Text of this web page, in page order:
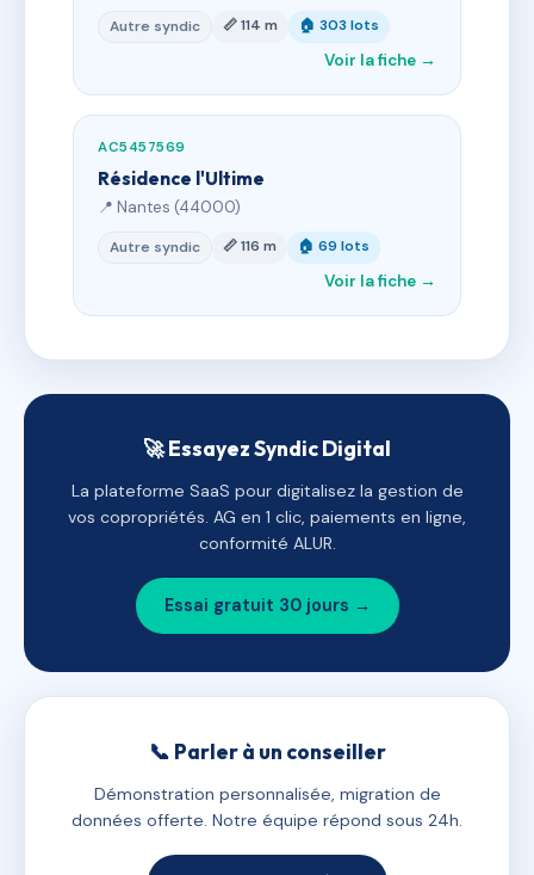
Autre syndic 📏 114 m 🏠 303 lots
Voir la fiche →
AC5457569
Résidence l'Ultime
📍 Nantes (44000)
Autre syndic 📏 116 m 🏠 69 lots
Voir la fiche →
🚀 Essayez Syndic Digital
La plateforme SaaS pour digitalisez la gestion de
vos copropriétés. AG en 1 clic, paiements en ligne,
conformité ALUR.
Essai gratuit 30 jours →
📞 Parler à un conseiller
Démonstration personnalisée, migration de
données offerte. Notre équipe répond sous 24h.